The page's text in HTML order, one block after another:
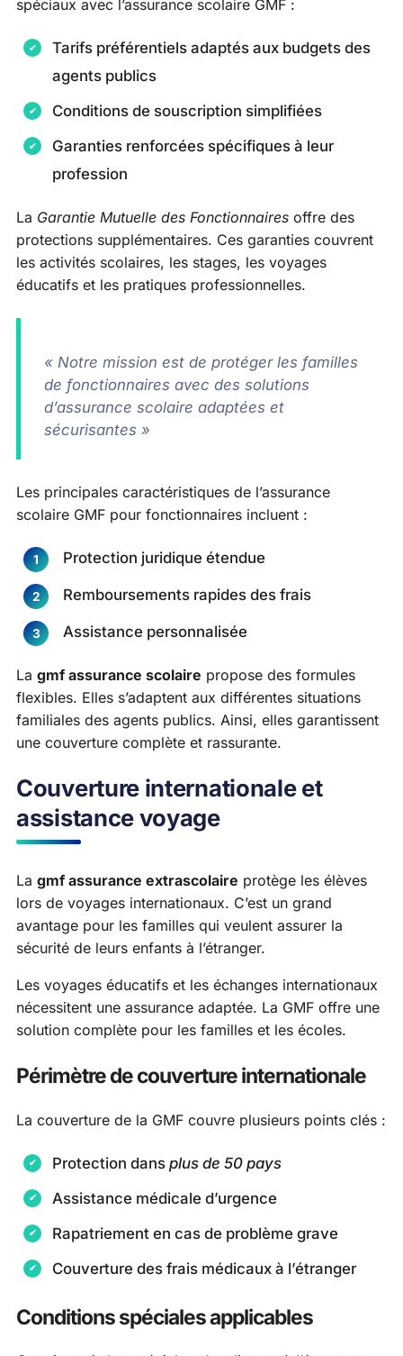
spéciaux avec l’assurance scolaire GMF :
Tarifs préférentiels adaptés aux budgets des
agents publics
Conditions de souscription simplifiées
Garanties renforcées spécifiques à leur
profession
La Garantie Mutuelle des Fonctionnaires offre des
protections supplémentaires. Ces garanties couvrent
les activités scolaires, les stages, les voyages
éducatifs et les pratiques professionnelles.
« Notre mission est de protéger les familles
de fonctionnaires avec des solutions
d’assurance scolaire adaptées et
sécurisantes »
Les principales caractéristiques de l’assurance
scolaire GMF pour fonctionnaires incluent :
Protection juridique étendue
Remboursements rapides des frais
Assistance personnalisée
La gmf assurance scolaire propose des formules
flexibles. Elles s’adaptent aux différentes situations
familiales des agents publics. Ainsi, elles garantissent
une couverture complète et rassurante.
Couverture internationale et
assistance voyage
La gmf assurance extrascolaire protège les élèves
lors de voyages internationaux. C’est un grand
avantage pour les familles qui veulent assurer la
sécurité de leurs enfants à l’étranger.
Les voyages éducatifs et les échanges internationaux
nécessitent une assurance adaptée. La GMF offre une
solution complète pour les familles et les écoles.
Périmètre de couverture internationale
La couverture de la GMF couvre plusieurs points clés :
Protection dans plus de 50 pays
Assistance médicale d’urgence
Rapatriement en cas de problème grave
Couverture des frais médicaux à l’étranger
Conditions spéciales applicables